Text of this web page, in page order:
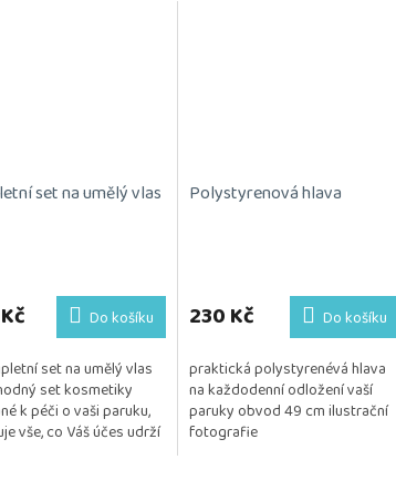
set na umělý vlas
Do košíku
set na umělý vlas
set kosmetiky
k péči o vaši paruku,
vše, co Váš účes udrží
Polystyrenová hlava
230 Kč Do košíku
praktická polystyrenévá hlava
na každodenní odložení vaší
paruky obvod 49 cm ilustrační
fotografie